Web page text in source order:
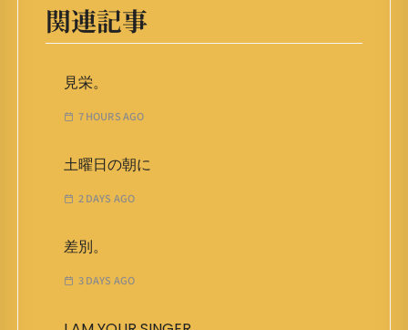
関連記事
見栄。
7 HOURS AGO
土曜日の朝に
2 DAYS AGO
差別。
3 DAYS AGO